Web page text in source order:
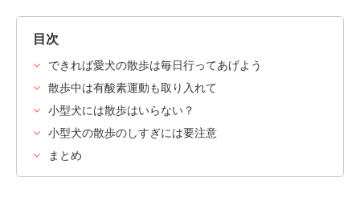
目次
できれば愛犬の散歩は毎日行ってあげよう
散歩中は有酸素運動も取り入れて
小型犬には散歩はいらない？
小型犬の散歩のしすぎには要注意
まとめ